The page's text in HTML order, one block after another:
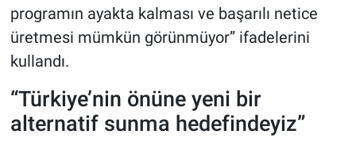
programın ayakta kalması ve başarılı netice
üretmesi mümkün görünmüyor” ifadelerini
kullandı.
“Türkiye’nin önüne yeni bir
alternatif sunma hedefindeyiz”